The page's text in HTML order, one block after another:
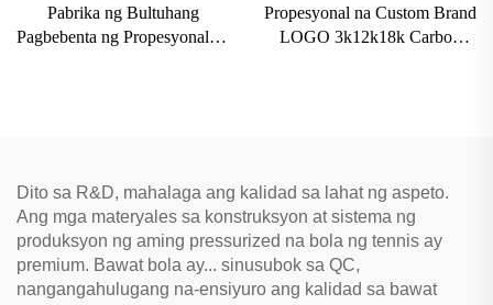
Pabrika ng Bultuhang
Pagbebenta ng Propesyonal na
Propesyonal na Custom Brand
LOGO 3k12k18k Carbon
Dito sa R&D, mahalaga ang kalidad sa lahat ng aspeto.
Ang mga materyales sa konstruksyon at sistema ng
produksyon ng aming pressurized na bola ng tennis ay
premium. Bawat bola ay... sinusubok sa QC,
nangangahulugang na-ensiyuro ang kalidad sa bawat